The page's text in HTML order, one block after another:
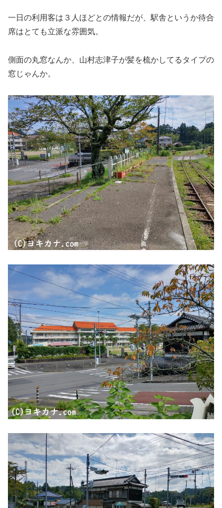
一日の利用客は３人ほどとの情報だが、駅舎というか待合
席はとても立派な雰囲気。
側面の丸窓なんか、山村志津子が髪を梳かしてるタイプの
窓じゃんか。